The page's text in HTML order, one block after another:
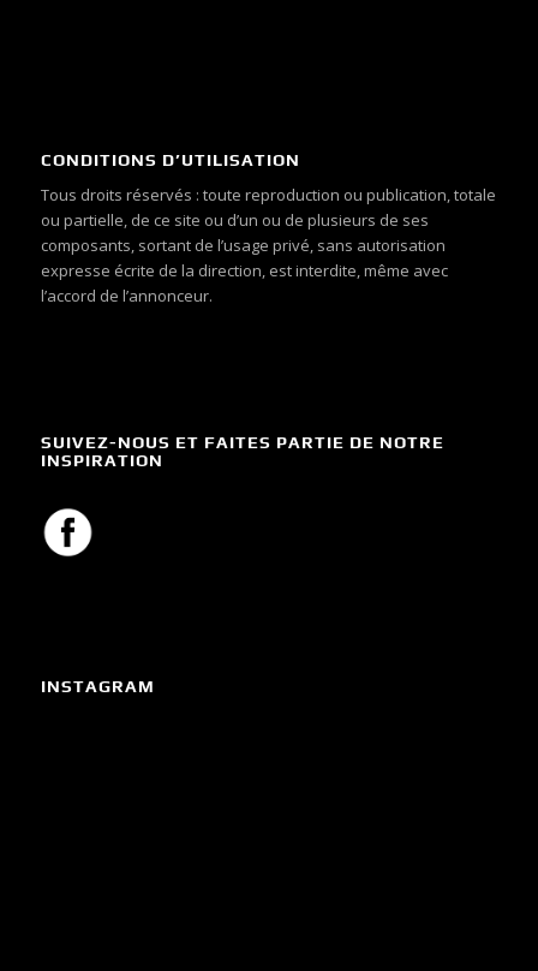
CONDITIONS D’UTILISATION
Tous droits réservés : toute reproduction ou publication, totale
ou partielle, de ce site ou d’un ou de plusieurs de ses
composants, sortant de l’usage privé, sans autorisation
expresse écrite de la direction, est interdite, même avec
l’accord de l’annonceur.
SUIVEZ-NOUS ET FAITES PARTIE DE NOTRE
INSPIRATION
INSTAGRAM